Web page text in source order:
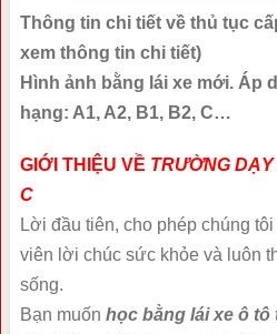
Thông tin chi tiết về thủ tục
xem thông tin chi tiết)
Hình ảnh bằng lái xe mới. Áp
hạng: A1, A2, B1, B2, C…
GIỚI THIỆU VỀ TRƯỜNG DẠY
C
Lời đầu tiên, cho phép chúng
viên lời chúc sức khỏe và luôn
sống.
Bạn muốn học bằng lái xe ô tô